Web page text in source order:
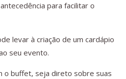
para facilitar o
levar à criação de um cardápio
seu evento.
o buffet, seja direto sobre suas